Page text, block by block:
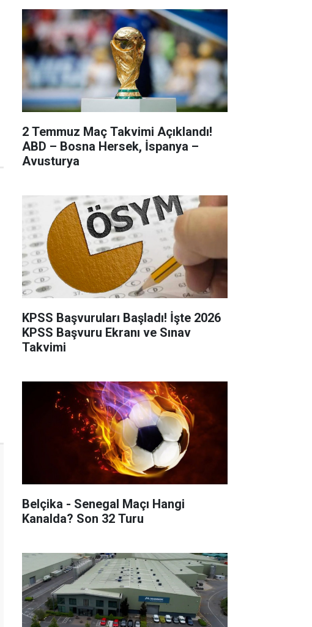
2 Temmuz Maç Takvimi Açıklandı!
ABD – Bosna Hersek, İspanya –
Avusturya
KPSS Başvuruları Başladı! İşte 2026
KPSS Başvuru Ekranı ve Sınav
Takvimi
Belçika - Senegal Maçı Hangi
Kanalda? Son 32 Turu